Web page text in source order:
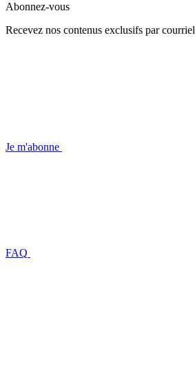
Abonnez-vous
Recevez nos contenus exclusifs par courriel
Je m'abonne
FAQ